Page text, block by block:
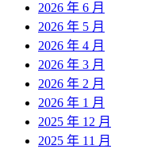
2026 年 6 月
2026 年 5 月
2026 年 4 月
2026 年 3 月
2026 年 2 月
2026 年 1 月
2025 年 12 月
2025 年 11 月